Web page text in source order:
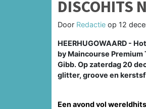
DISCOHITS
Door Redactie op 12
HEERHUGOWAARD -
by Maincourse
Gibb. Op zaterdag 20
glitter, groove en
Een avond vol